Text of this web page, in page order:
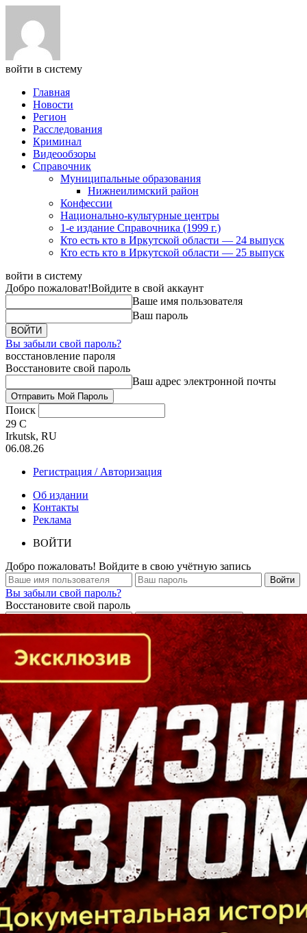
войти в систему
Главная
Новости
Регион
Расследования
Криминал
Видеообзоры
Справочник
Муниципальные образования
Нижнеилимский район
Конфессии
Национально-культурные центры
1-е издание Справочника (1999 г.)
Кто есть кто в Иркутской области — 24 выпуск
Кто есть кто в Иркутской области — 25 выпуск
войти в систему
Добро пожаловат!Войдите в свой аккаунт
Ваше имя пользователя
Ваш пароль
Вы забыли свой пароль?
восстановление пароля
Восстановите свой пароль
Ваш адрес электронной почты
Поиск
29 C
Irkutsk, RU
06.08.26
Регистрация / Авторизация
Об издании
Контакты
Реклама
ВОЙТИ
Добро пожаловать! Войдите в свою учётную запись
Вы забыли свой пароль?
Восстановите свой пароль
Кто есть кто в Байкальском регионе